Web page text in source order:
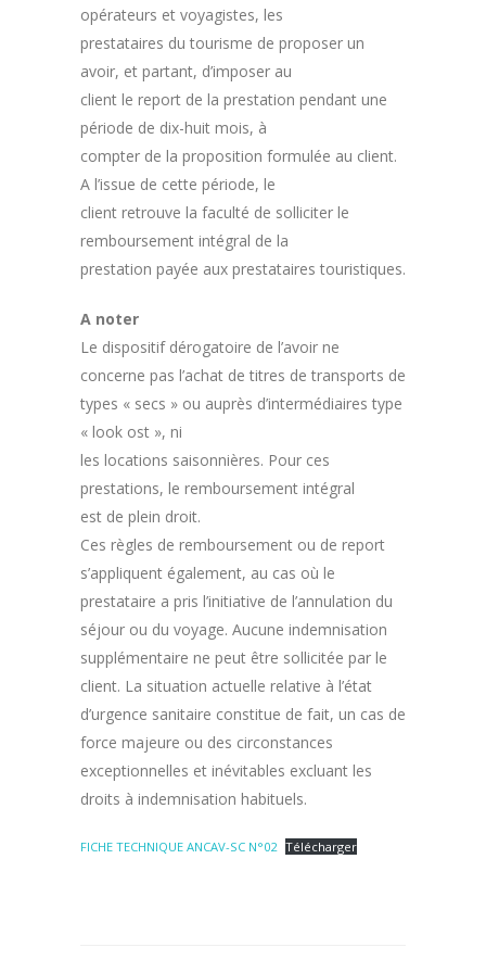
opérateurs et voyagistes, les
prestataires du tourisme de proposer un
avoir, et partant, d’imposer au
client le report de la prestation pendant une
période de dix-huit mois, à
compter de la proposition formulée au client.
A l’issue de cette période, le
client retrouve la faculté de solliciter le
remboursement intégral de la
prestation payée aux prestataires touristiques.
A noter
Le dispositif dérogatoire de l’avoir ne
concerne pas l’achat de titres de transports de
types « secs » ou auprès d’intermédiaires type
« look ost », ni
les locations saisonnières. Pour ces
prestations, le remboursement intégral
est de plein droit.
Ces règles de remboursement ou de report
s’appliquent également, au cas où le
prestataire a pris l’initiative de l’annulation du
séjour ou du voyage. Aucune indemnisation
supplémentaire ne peut être sollicitée par le
client. La situation actuelle relative à l’état
d’urgence sanitaire constitue de fait, un cas de
force majeure ou des circonstances
exceptionnelles et inévitables excluant les
droits à indemnisation habituels.
FICHE TECHNIQUE ANCAV-SC N°02 Télécharger